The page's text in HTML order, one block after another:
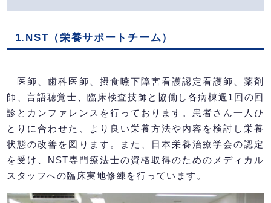
1.NST（栄養サポートチーム）
医師、歯科医師、摂食嚥下障害看護認定看護師、薬剤
師、言語聴覚士、臨床検査技師と協働し各病棟週1回の回
診とカンファレンスを行っております。患者さん一人ひ
とりに合わせた、より良い栄養方法や内容を検討し栄養
状態の改善を図ります。また、日本栄養治療学会の認定
を受け、NST専門療法士の資格取得のためのメディカル
スタッフへの臨床実地修練を行っています。